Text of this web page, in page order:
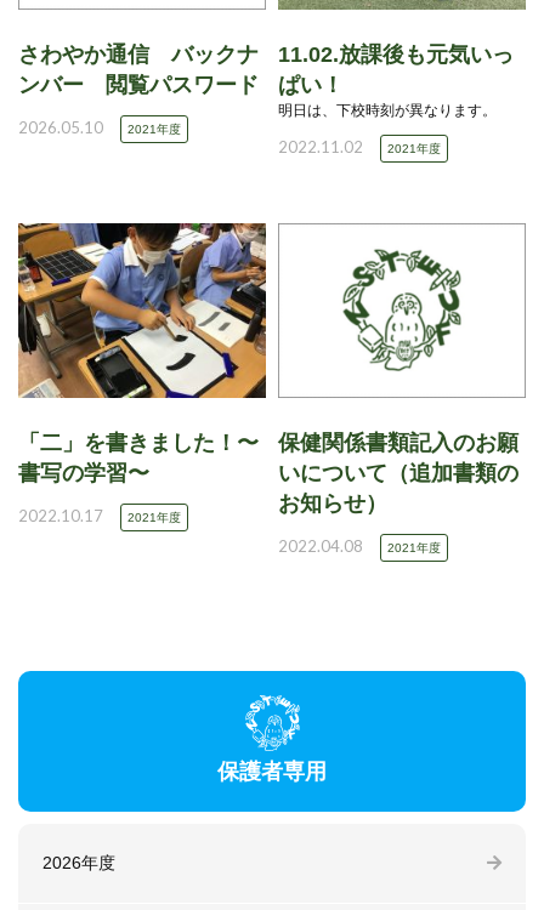
さわやか通信 バックナ
ンバー 閲覧パスワード
2026.05.10 2021年度
11.02.放課後も元気いっ
ぱい！
明日は、下校時刻が異なります。
2022.11.02 2021年度
「二」を書きました！〜
書写の学習〜
2022.10.17 2021年度
保健関係書類記入のお願
いについて（追加書類の
お知らせ）
2022.04.08 2021年度
保護者専用
2026年度